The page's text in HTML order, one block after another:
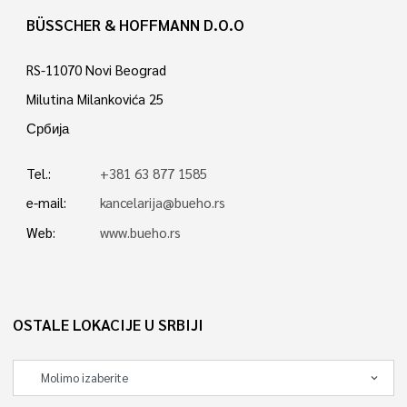
BÜSSCHER & HOFFMANN D.O.O
RS-11070 Novi Beograd
Milutina Milankovića 25
Србија
Tel.:
+381 63 877 1585
e-mail:
kancelarija@bueho.rs
Web:
www.bueho.rs
OSTALE LOKACIJE U SRBIJI